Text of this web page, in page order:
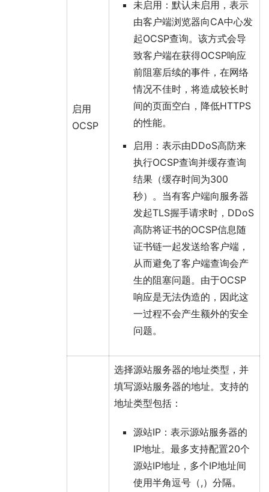
启用
OCSP
未启用：默认未启用，表示
由客户端浏览器向CA中心发
起OCSP查询。该方式会导
致客户端在获得OCSP响应
前阻塞后续的事件，在网络
情况不佳时，将造成较长时
间的页面空白，降低HTTPS
的性能。
启用：表示由DDoS高防来
执行OCSP查询并缓存查询
结果（缓存时间为300
秒）。当有客户端向服务器
发起TLS握手请求时，DDoS
高防将证书的OCSP信息随
证书链一起发送给客户端，
从而避免了客户端查询会产
生的阻塞问题。由于OCSP
响应是无法伪造的，因此这
一过程不会产生额外的安全
问题。
选择源站服务器的地址类型，并
填写源站服务器的地址。支持的
地址类型包括：
源站IP ：表示源站服务器的
IP地址。最多支持配置20个
源站IP地址，多个IP地址间
使用半角逗号（,）分隔。